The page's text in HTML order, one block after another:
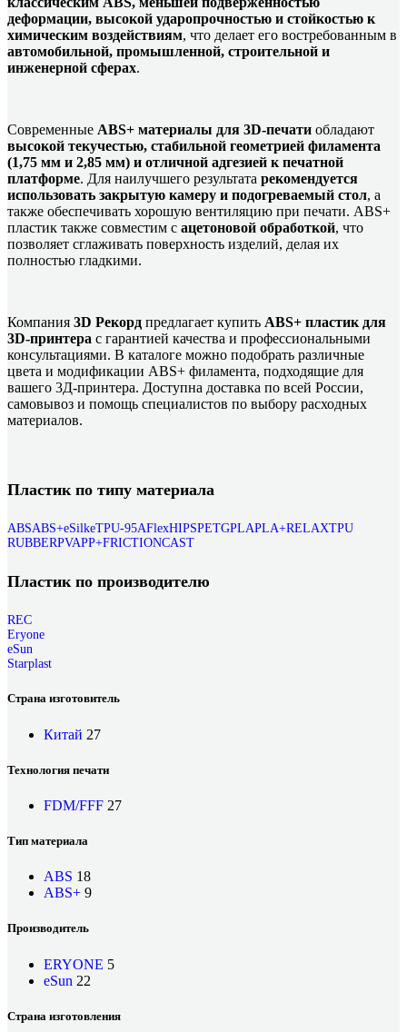
деформации, высокой ударопрочностью и стойкостью к
химическим воздействиям, что делает его востребованным в
автомобильной, промышленной, строительной и
инженерной сферах.
Современные ABS+ материалы для 3D-печати обладают
высокой текучестью, стабильной геометрией филамента
(1,75 мм и 2,85 мм) и отличной адгезией к печатной
платформе. Для наилучшего результата рекомендуется
использовать закрытую камеру и подогреваемый стол, а
также обеспечивать хорошую вентиляцию при печати. ABS+
пластик также совместим с ацетоновой обработкой, что
позволяет сглаживать поверхность изделий, делая их
полностью гладкими.
Компания 3D Рекорд предлагает купить ABS+ пластик для
3D-принтера с гарантией качества и профессиональными
консультациями. В каталоге можно подобрать различные
цвета и модификации ABS+ филамента, подходящие для
вашего 3Д-принтера. Доступна доставка по всей России,
самовывоз и помощь специалистов по выбору расходных
материалов.
Пластик по типу материала
ABSABS+eSilkeTPU-95AFlexHIPSPETGPLAPLA+RELAXTPU
RUBBERPVAPP+FRICTIONCAST
Пластик по производителю
REC
Eryone
eSun
Starplast
Страна изготовитель
Китай 27
Технология печати
FDM/FFF 27
Тип материала
ABS 18
ABS+ 9
Производитель
ERYONE 5
eSun 22
Страна изготовления